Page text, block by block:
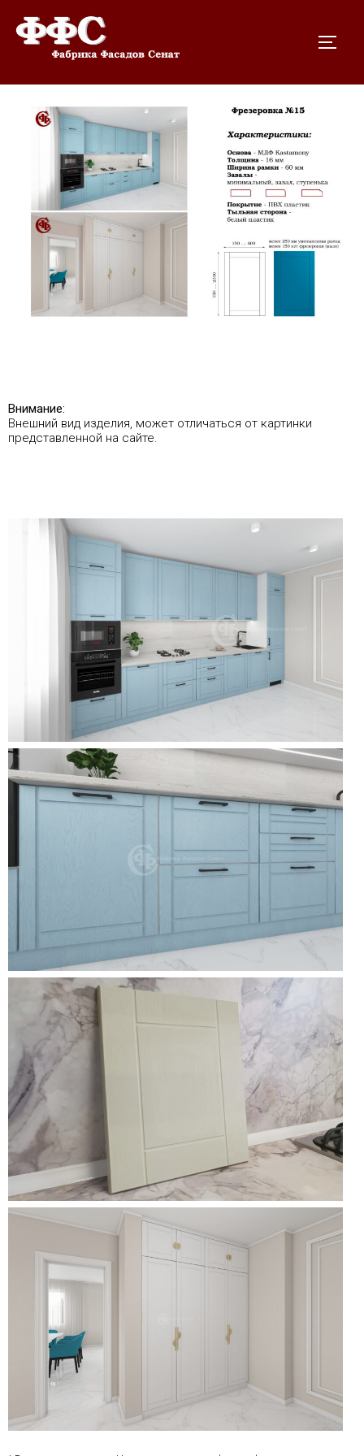
Внимание:
Внешний вид изделия, может отличаться от картинки
представленной на сайте.